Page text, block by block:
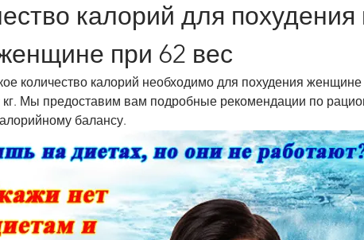
калорий для похудения
при 62 вес
количество калорий необходимо для похудения женщине
кг. Мы предоставим вам подробные рекомендации по
балансу.